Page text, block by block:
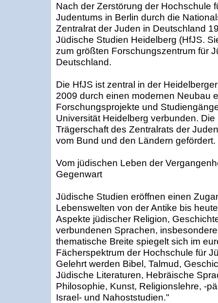
Nach der Zerstörung der Hochschule
Judentums in Berlin durch die
Zentralrat der Juden in Deutschland
Jüdische Studien Heidelberg (HfJS.
zum größten Forschungszentrum für
Deutschland.
Die HfJS ist zentral in der
2009 durch einen modernen Neubau
Forschungsprojekte und
Universität Heidelberg verbunden.
Trägerschaft des Zentralrats der
vom Bund und den Ländern gefördert.
Vom jüdischen Leben der
Gegenwart
Jüdische Studien eröffnen einen
Lebenswelten von der Antike bis
Aspekte jüdischer Religion,
verbundenen Sprachen,
thematische Breite spiegelt sich im
Fächerspektrum der Hochschule für
Gelehrt werden Bibel, Talmud,
Jüdische Literaturen, Hebräische
Philosophie, Kunst, Religionslehre, -
Israel- und Nahoststudien."